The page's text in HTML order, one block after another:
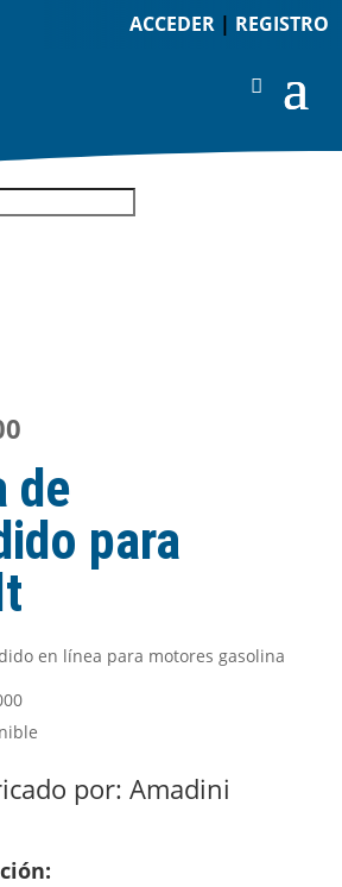
ACCEDER| REGISTRO
de
para
en línea para motores gasolina
por: Amadini